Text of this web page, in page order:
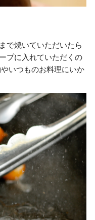
で焼いていただいたら
プに入れていただくの
いつものお料理にいか